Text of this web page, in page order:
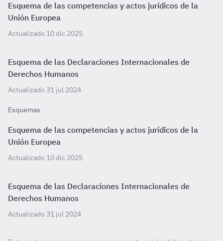
Esquema de las competencias y actos jurídicos de la
Unión Europea
Actualizado 10 dic 2025
Esquema de las Declaraciones Internacionales de
Derechos Humanos
Actualizado 31 jul 2024
Esquemas
Esquema de las competencias y actos jurídicos de la
Unión Europea
Actualizado 10 dic 2025
Esquema de las Declaraciones Internacionales de
Derechos Humanos
Actualizado 31 jul 2024